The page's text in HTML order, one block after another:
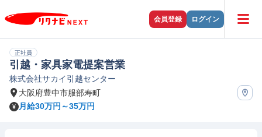
会員登録 ログイン
正社員
引越・家具家電提案営業
株式会社サカイ引越センター
大阪府豊中市服部寿町
月給30万円～35万円